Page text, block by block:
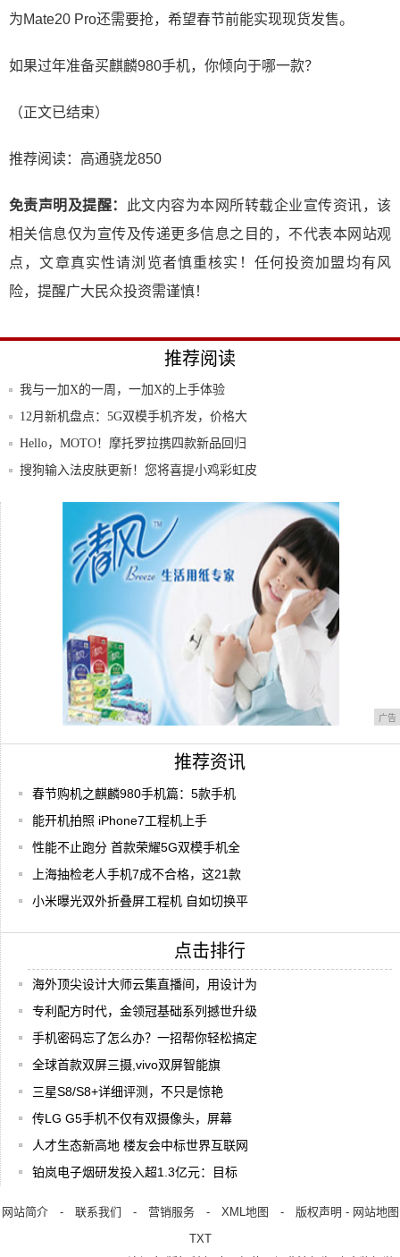
为Mate20 Pro还需要抢，希望春节前能实现现货发售。
如果过年准备买麒麟980手机，你倾向于哪一款？
（正文已结束）
推荐阅读： 高通骁龙850
免责声明及提醒：
此文内容为本网所转载企业宣传资讯，该
相关信息仅为宣传及传递更多信息之目的，不代表本网站观
点，文章真实性请浏览者慎重核实！任何投资加盟均有风
险，提醒广大民众投资需谨慎！
推荐阅读
我与一加X的一周，一加X的上手体验
12月新机盘点：5G双模手机齐发，价格大
众化
Hello，MOTO！摩托罗拉携四款新品回归
搜狗输入法皮肤更新！您将喜提小鸡彩虹皮
春节购机之麒麟980手机篇：5款手机各有所
广告
推荐资讯
春节购机之麒麟980手机篇：5款手机
能开机拍照 iPhone7工程机上手
性能不止跑分 首款荣耀5G双模手机全
上海抽检老人手机7成不合格，这21款
小米曝光双外折叠屏工程机 自如切换平
点击排行
海外顶尖设计大师云集直播间，用设计为
专利配方时代，金领冠基础系列撼世升级
手机密码忘了怎么办？一招帮你轻松搞定
全球首款双屏三摄,vivo双屏智能旗
三星S8/S8+详细评测，不只是惊艳
传LG G5手机不仅有双摄像头，屏幕
人才生态新高地 楼友会中标世界互联网
铂岚电子烟研发投入超1.3亿元：目标
网站简介- 联系我们 - 营销服务- XML地图 - 版权声明 - 网站地图
TXT